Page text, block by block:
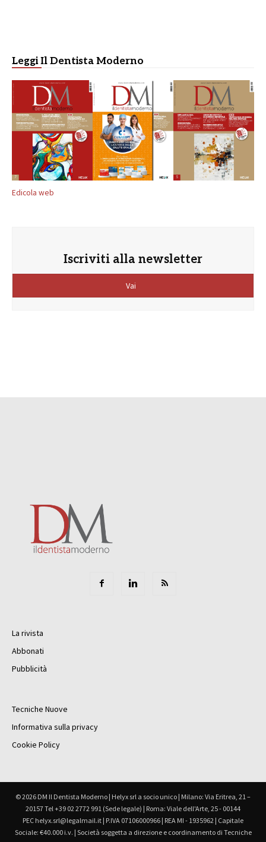
Leggi Il Dentista Moderno
Edicola web
Iscriviti alla newsletter
Vai
La rivista
Abbonati
Pubblicità
Tecniche Nuove
Informativa sulla privacy
Cookie Policy
© 2026 DM Il Dentista Moderno | Helyx srl a socio unico | Milano: Via Eritrea, 21 –
20157 Tel +39 02 2772 991 (Sede legale) | Roma: Viale dell'Arte, 25 - 00144
PEC helyx.srl@legalmail.it | P.IVA 07106000966 | REA MI - 1935962 | Capitale
Sociale: €40.000 i.v. | Società soggetta a direzione e coordinamento di Tecniche